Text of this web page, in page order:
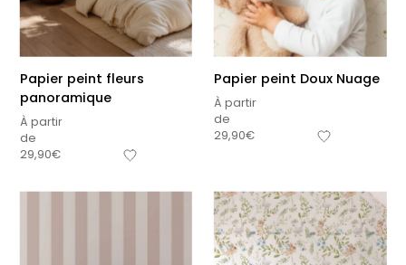
Papier peint fleurs
panoramique
À partir
de
29,90€
Papier peint Doux Nuage
À partir
de
29,90€